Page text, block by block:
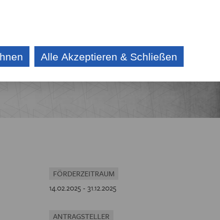
AKTUELLES AUSSCHREIBUNG
FÖRDERZEITRAUM
14.02.2025 - 31.12.2025
ANTRAGSTELLER
Alle Akzeptieren & Schließen